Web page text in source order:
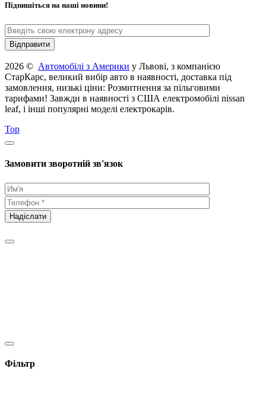
Підпишіться на наші новини!
2026 © Автомобілі з Америки у Львові, з компанією
СтарКарс, великий вибір авто в наявності, доставка під
замовлення, низькі ціни: Розмитнення за пільговими
тарифами! Завжди в наявності з США електромобілі nissan
leaf, і інші популярні моделі електрокарів.
Top
Замовити зворотній зв'язок
Фільтр